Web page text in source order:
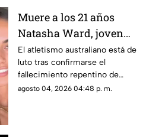
Muere a los 21 años
Natasha Ward, joven
promesa del atletismo
australiano
El atletismo australiano está de
luto tras confirmarse el
fallecimiento repentino de
Natasha Ward, una de sus
agosto 04, 2026 04:48 p. m.